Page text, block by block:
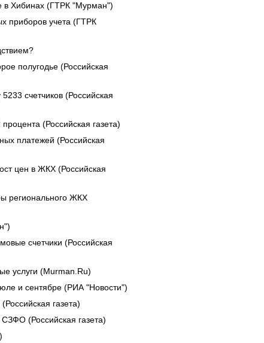
в Хибинах (ГТРК "Мурман")
приборов учета (ГТРК
полугодье (Российская
счетчиков (Российская
(Российская газета)
платежей (Российская
цен в ЖКХ (Российская
регионального ЖКХ
счетчики (Российская
услуги (Murman.Ru)
и сентябре (РИА "Новости")
газета)
(Российская газета)